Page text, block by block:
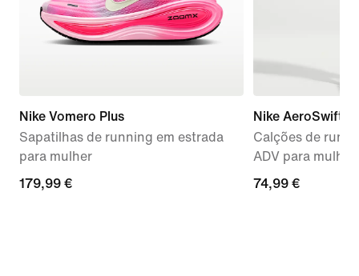
Nike Vomero Plus
Sapatilhas de running em estrada
para mulher
179,99
179,99 €
Nike AeroSwift
Calções de
ADV para mulher
74,99
74,99 €